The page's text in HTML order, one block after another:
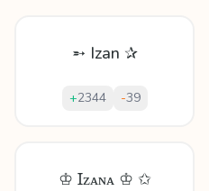
➵ Izan ✰
+2344 -39
♔ Ɪᴢᴀɴᴀ ♔ ✩